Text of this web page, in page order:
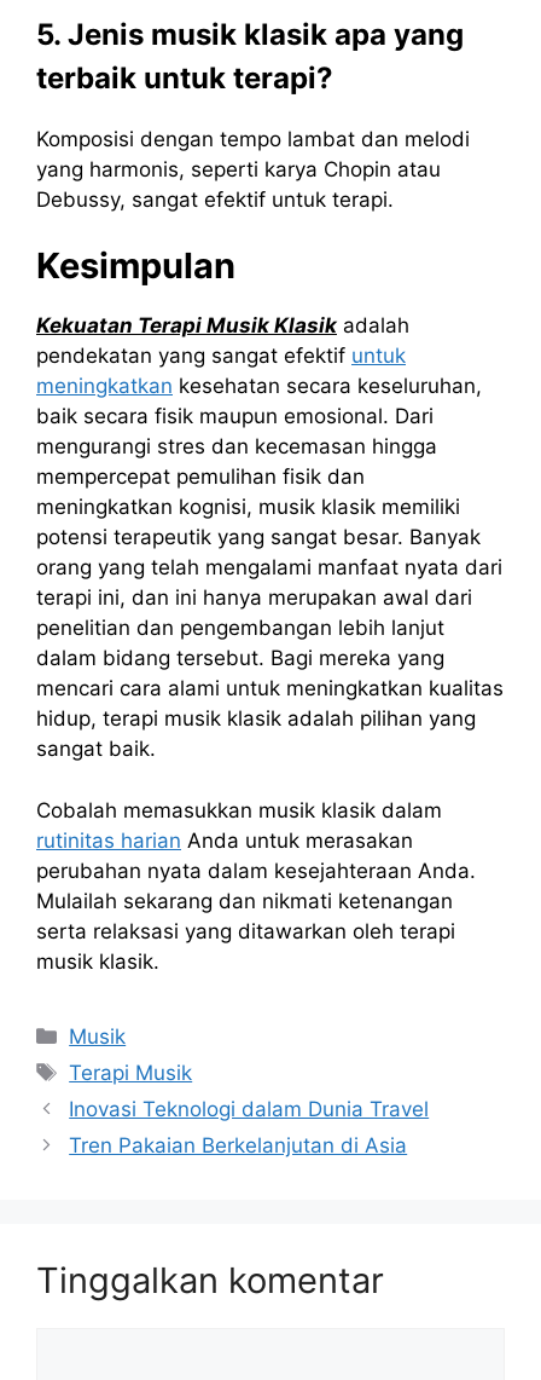
5. Jenis musik klasik apa yang
terbaik untuk terapi?
Komposisi dengan tempo lambat dan melodi
yang harmonis, seperti karya Chopin atau
Debussy, sangat efektif untuk terapi.
Kesimpulan
Kekuatan Terapi Musik Klasik adalah
pendekatan yang sangat efektif untuk
meningkatkan kesehatan secara keseluruhan,
baik secara fisik maupun emosional. Dari
mengurangi stres dan kecemasan hingga
mempercepat pemulihan fisik dan
meningkatkan kognisi, musik klasik memiliki
potensi terapeutik yang sangat besar. Banyak
orang yang telah mengalami manfaat nyata dari
terapi ini, dan ini hanya merupakan awal dari
penelitian dan pengembangan lebih lanjut
dalam bidang tersebut. Bagi mereka yang
mencari cara alami untuk meningkatkan kualitas
hidup, terapi musik klasik adalah pilihan yang
sangat baik.
Cobalah memasukkan musik klasik dalam
rutinitas harian Anda untuk merasakan
perubahan nyata dalam kesejahteraan Anda.
Mulailah sekarang dan nikmati ketenangan
serta relaksasi yang ditawarkan oleh terapi
musik klasik.
Kategori
Musik
Tag
Terapi Musik
Inovasi Teknologi dalam Dunia Travel
Tren Pakaian Berkelanjutan di Asia
Tinggalkan komentar